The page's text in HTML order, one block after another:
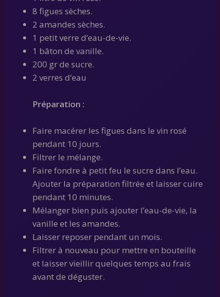
8 figues sèches.
2 amandes sèches.
1 petit verre d’eau-de-vie.
1 bâton de vanille.
200 gr de sucre.
2 verres d’eau
Préparation :
Faire macérer les figues dans le vin rosé
pendant 10 jours.
Filtrer le mélange.
Faire fondre à petit feu le sucre dans l’eau.
Ajouter la préparation filtrée et laisser cuire
pendant 10 minutes.
Mélanger bien puis ajouter l’eau-de-vie, la
vanille et les amandes.
Laisser reposer pendant un mois.
Filtrer à nouveau pour mettre en bouteille
et laisser vieillir quelques temps au frais
avant de déguster.